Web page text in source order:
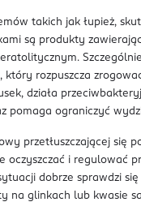
takich jak łupież,
są produkty
który rozpuszcza
działa
pomaga ograniczyć
przetłuszczającej się
oczyszczać i regulować
dobrze sprawdzi
na glinkach lub kwasie